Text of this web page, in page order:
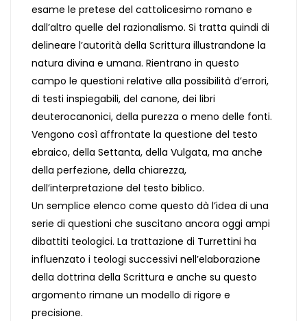
esame le pretese del cattolicesimo romano e
dall’altro quelle del razionalismo. Si tratta quindi di
delineare l’autorità della Scrittura illustrandone la
natura divina e umana. Rientrano in questo
campo le questioni relative alla possibilità d’errori,
di testi inspiegabili, del canone, dei libri
deuterocanonici, della purezza o meno delle fonti.
Vengono così affrontate la questione del testo
ebraico, della Settanta, della Vulgata, ma anche
della perfezione, della chiarezza,
dell’interpretazione del testo biblico.
Un semplice elenco come questo dà l’idea di una
serie di questioni che suscitano ancora oggi ampi
dibattiti teologici. La trattazione di Turrettini ha
influenzato i teologi successivi nell’elaborazione
della dottrina della Scrittura e anche su questo
argomento rimane un modello di rigore e
precisione.